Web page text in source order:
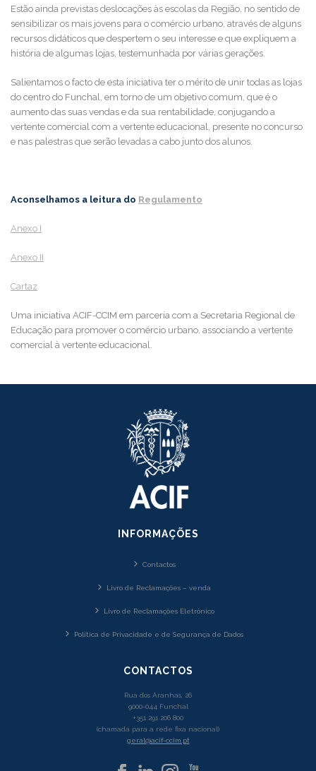
Estão ainda previstas deslocações às escolas da Região, no sentido de
sensibilizar os mais jovens para o comércio urbano, através de alguns
recursos didáticos que despertem o seu interesse e que expliquem a
história de algumas lojas, testemunhada por várias gerações.
Salientamos o facto de esta iniciativa ter o mérito de unir todas as lojas
do centro do Funchal, em torno de um objetivo comum, que é o
aumento das suas vendas e da sua rentabilidade, conjugando a
vertente comercial com a vertente educacional, presente no concurso
e nas palestras que serão levadas a cabo junto dos alunos.
Aconselhamos a leitura do Regulamento
Anexo I
Anexo II
Cartaz
Uma iniciativa ACIF-CCIM em parceria com a Secretaria Regional de
Educação para promover o comércio urbano, associando a vertente
comercial à vertente educacional.
INFORMAÇÕES
Contactos
Livro de Reclamações – venda
Livro de Reclamações Eletrónico
Política de Privacidade e de Segurança de Dados
CONTACTOS
Rua dos Aranhas, 26
9000-044 Funchal
+351 291 206 800
(chamada para a rede fixa nacional)
geral@acif-ccim.pt